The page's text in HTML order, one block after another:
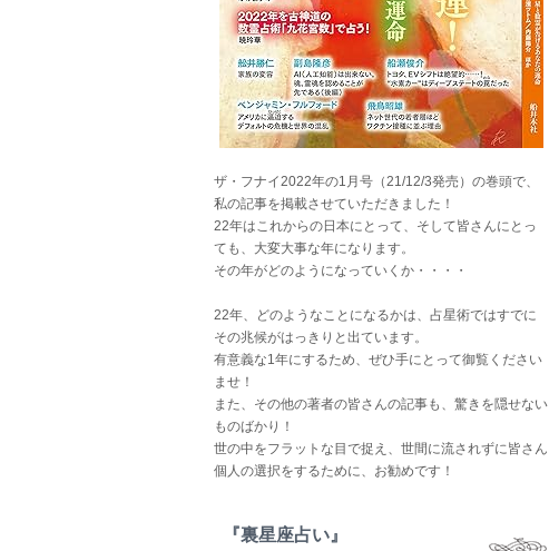
ザ・フナイ2022年の1月号（21/12/3発売）の巻頭で、
私の記事を掲載させていただきました！
22年はこれからの日本にとって、そして皆さんにとっ
ても、大変大事な年になります。
その年がどのようになっていくか・・・・
22年、どのようなことになるかは、占星術ではすでに
その兆候がはっきりと出ています。
有意義な1年にするため、ぜひ手にとって御覧ください
ませ！
また、その他の著者の皆さんの記事も、驚きを隠せない
ものばかり！
世の中をフラットな目で捉え、世間に流されずに皆さん
個人の選択をするために、お勧めです！
『裏星座占い』